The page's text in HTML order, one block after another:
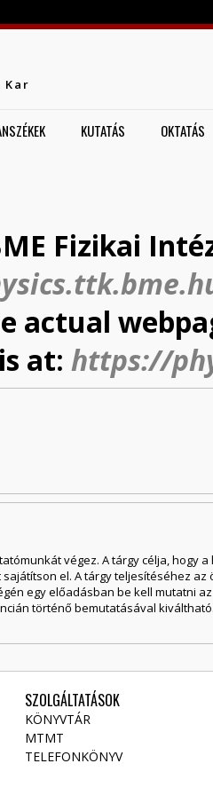
Kar
KUTATÁS OKTATÁS
Fizikai
actual
at: https://
végez. A tárgy célja, hogy
el. A tárgy teljesítéséhez
egy előadásban be kell mutatni
történő bemutatásával kiváltható.
SZOLGÁLTATÁSOK
KÖNYVTÁR
MTMT
TELEFONKÖNYV